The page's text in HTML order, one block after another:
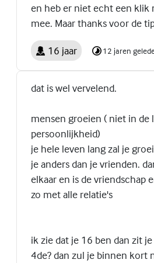
en heb er niet echt een klik
mee. Maar thanks voor de
16 jaar 12 jaren
dat is wel vervelend.
mensen groeien ( niet in de
persoonlijkheid)
je hele leven lang zal je
je anders dan je vrienden.
elkaar en is de vriendschap
zo met alle relatie's
ik zie dat je 16 ben dan zit
4de? dan zul je binnen kort